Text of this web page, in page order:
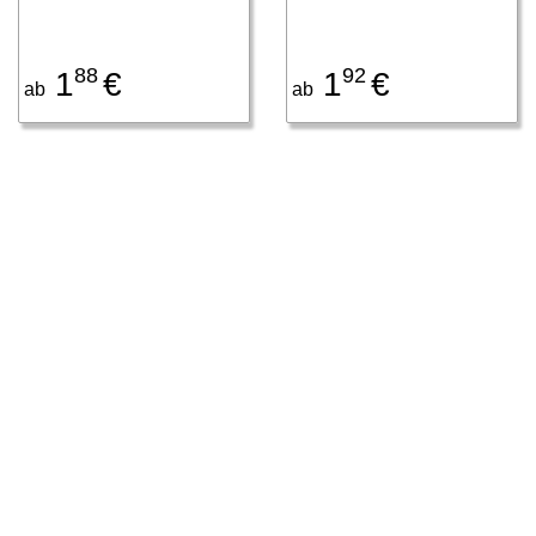
ab 188 € ab192 €